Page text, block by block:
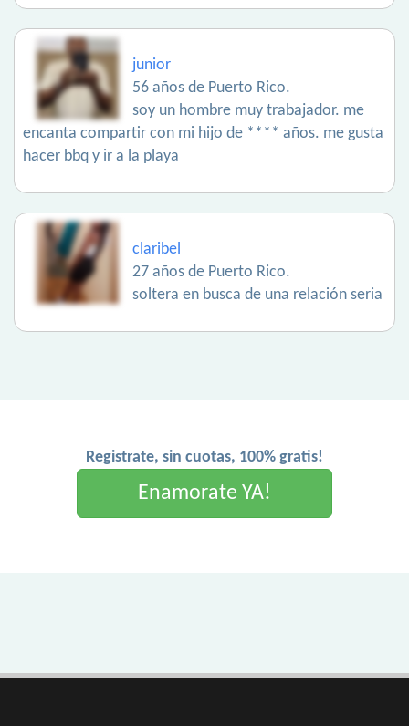
junior
56 años de Puerto Rico.
soy un hombre muy trabajador. me
encanta compartir con mi hijo de **** años. me gusta
hacer bbq y ir a la playa
claribel
27 años de Puerto Rico.
soltera en busca de una relación seria
Registrate, sin cuotas, 100% gratis!
Enamorate YA!